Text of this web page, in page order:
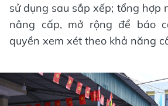
sử dụng sau sắp xếp; tổng hợp
nâng cấp, mở rộng để báo
quyền xem xét theo khả năng